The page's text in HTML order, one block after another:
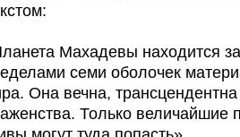
Махадевы находится за
семи оболочек
Она вечна,
Только величайшие